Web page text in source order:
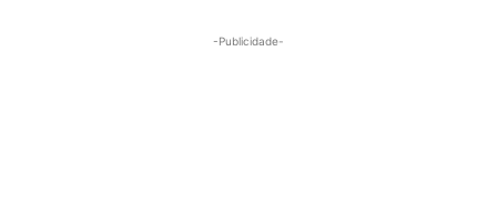
-Publicidade-